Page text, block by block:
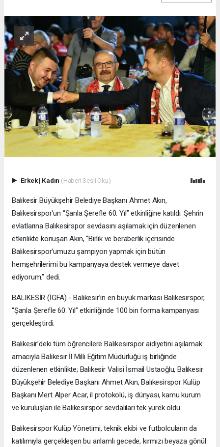
Erkek| Kadın (Haberi Sesli Oku)
Balıkesir Büyükşehir Belediye Başkanı Ahmet Akın,
Balıkesirspor’un “Şanla Şerefle 60. Yıl” etkinliğine katıldı. Şehrin
evlatlarına Balıkesirspor sevdasını aşılamak için düzenlenen
etkinlikte konuşan Akın, “Birlik ve beraberlik içerisinde
Balıkesirspor’umuzu şampiyon yapmak için bütün
hemşehrilerimi bu kampanyaya destek vermeye davet
ediyorum.” dedi.
BALIKESİR (İGFA) - Balıkesir’in en büyük markası Balıkesirspor,
“Şanla Şerefle 60. Yıl” etkinliğinde 100 bin forma kampanyası
gerçekleştirdi.
Balıkesir’deki tüm öğrencilere Balıkesirspor aidiyetini aşılamak
amacıyla Balıkesir İl Milli Eğitim Müdürlüğü iş birliğinde
düzenlenen etkinlikte; Balıkesir Valisi İsmail Ustaoğlu, Balıkesir
Büyükşehir Belediye Başkanı Ahmet Akın, Balıkesirspor Kulüp
Başkanı Mert Alper Acar, il protokolü, iş dünyası, kamu kurum
ve kuruluşları ile Balıkesirspor sevdalıları tek yürek oldu.
Balıkesirspor Kulüp Yönetimi, teknik ekibi ve futbolcuların da
katılımıyla gerçekleşen bu anlamlı gecede, kırmızı beyaza gönül